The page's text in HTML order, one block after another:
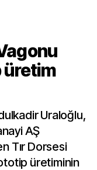
üretim
Uraloğlu,
AŞ
Tır Dorsesi
üretiminin